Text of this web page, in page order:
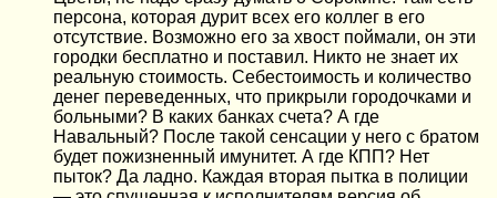
персона, которая дурит всех его коллег в его
отсутствие. Возможно его за хвост поймали, он эти
городки бесплатно и поставил. Никто не знает их
реальную стоимость. Себестоимость и количество
денег переведенных, что прикрыли городочками и
больными? В каких банках счета? А где
Навальный? После такой сенсации у него с братом
будет пожизненный имунитет. А где КПП? Нет
пыток? Да ладно. Каждая вторая пытка в полиции